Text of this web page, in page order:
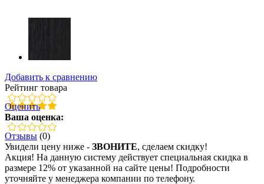
Добавить к сравнению
Рейтинг товара
Оценить
Ваша оценка:
Отзывы (0)
Увидели цену ниже - ЗВОНИТЕ, сделаем скидку!
Акция! На данную систему действует специальная скидка в
размере 12% от указанной на сайте цены! Подробности
уточняйте у менеджера компании по телефону.